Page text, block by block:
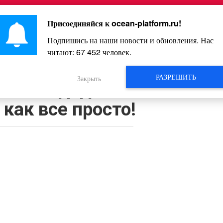
Главная
пододеяльник. Я
все просто!
Присоединяйся кocean-platform.ru!
Подпишись на наши новости и обновления. Нас
читают: 67 452человек.
РАЗРЕШИТЬ
Закрыть